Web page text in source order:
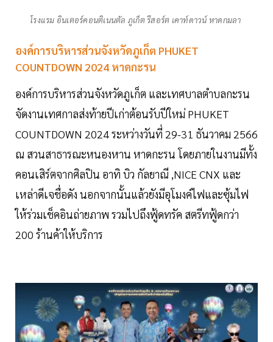
โรงแรม อินเตอร์คอนติเนนตัล ภูเก็ต รีสอร์ต เคาท์ดาวน์ หาดกมลา
องค์การบริหารส่วนจังหวัดภูเก็ต PHUKET
COUNTDOWN 2024 หาดกะรน
องค์การบริหารส่วนจังหวัดภูเก็ต และเทศบาลตำบลกะรน
จัดงานเทศกาลส่งท้ายปีเก่าต้อนรับปีใหม่ PHUKET
COUNTDOWN 2024 ระหว่างวันที่ 29-31 ธันวาคม 2566
ณ สวนสาธารณะหนองหาน หาดกะรน โดยภายในงานมีทั้ง
คอนเสิร์ตจากศิลปิน อาทิ บิว กัลยาณี ,NICE CNX และ
เหล่าดีเจชื่อดัง นอกจากนั้นแล้วยังมีอุโมงค์ไฟและซุ้มไฟ
ให้ร่วมเช็คอินถ่ายภาพ รวมไปถึงฟู้ดทรัค สตรีทฟู้ดกว่า
200 ร้านค้าให้บริการ